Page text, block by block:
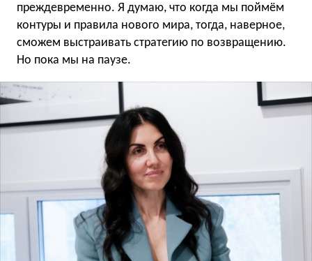
преждевременно. Я думаю, что когда мы поймём
контуры и правила нового мира, тогда, наверное,
сможем выстраивать стратегию по возвращению.
Но пока мы на паузе.